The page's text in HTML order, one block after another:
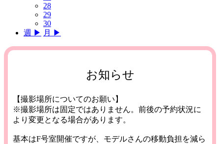
28
29
30
週 ▶︎ 月 ▶︎
お知らせ
【撮影場所についてのお願い】
※撮影場所は固定ではありません。前後の予約状況に
より変更となる場合があります。
基本はF号室開催ですが、モデルさんの移動負担を減ら